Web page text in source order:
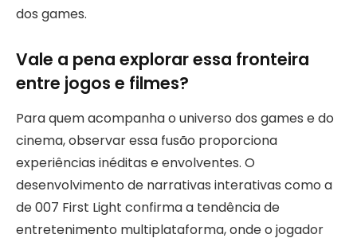
dos games.
Vale a pena explorar essa fronteira
entre jogos e filmes?
Para quem acompanha o universo dos games e do
cinema, observar essa fusão proporciona
experiências inéditas e envolventes. O
desenvolvimento de narrativas interativas como a
de 007 First Light confirma a tendência de
entretenimento multiplataforma, onde o jogador